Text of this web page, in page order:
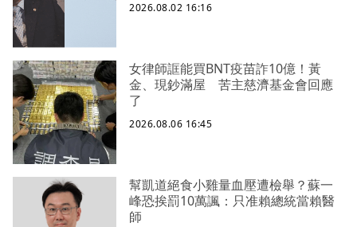
2026.08.02 16:16
女律師誆能買BNT疫苗詐10億！黃
金、現鈔滿屋 苦主慈濟基金會回應
了
2026.08.06 16:45
幫凱道絕食小雞量血壓遭檢舉？蘇一
峰恐挨罰10萬諷：只准賴總統當賴醫
師